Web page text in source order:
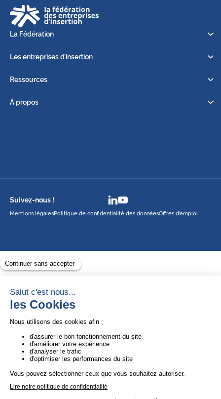
La Fédération
Les entreprises d’insertion
Ressources
À propos
Suivez-nous !
Mentions légalesPolitique de confidentialité des donnéesOffres d’emploi
1ère Organisation de l’ESS certifiée Quali’OP